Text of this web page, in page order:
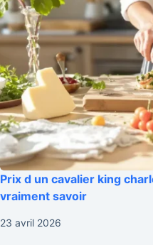
Prix d un cavalier king
vraiment savoir
23 avril 2026